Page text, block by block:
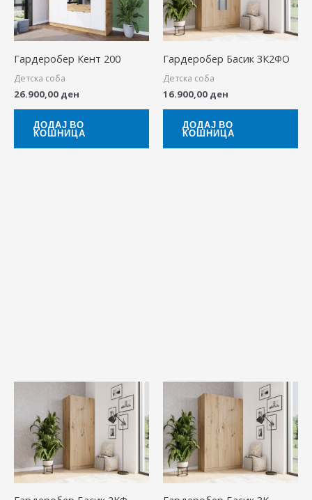
Гардеробер Кент 200
Детска соба
26.900,00 ден
ДОДАЈ ВО
КОШНИЦА
Гардеробер Басик 3К2ФО
Детска соба
16.900,00 ден
ДОДАЈ ВО
КОШНИЦА